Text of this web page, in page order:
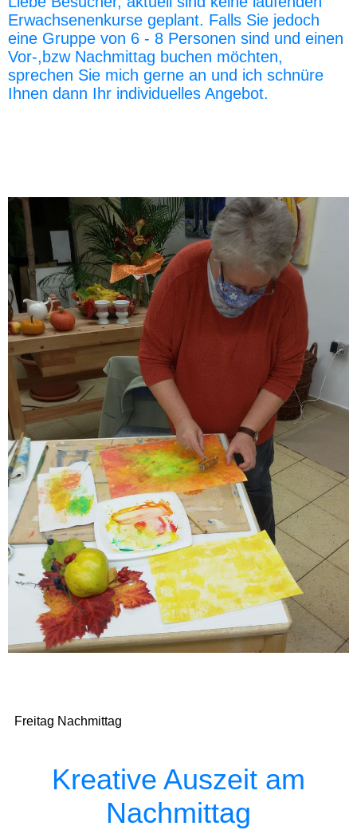
Erwachsenenkurse geplant. Falls Sie jedoch
eine Gruppe von 6 - 8 Personen sind und einen
Vor-,bzw Nachmittag buchen möchten,
sprechen Sie mich gerne an und ich schnüre
Ihnen dann Ihr individuelles Angebot.
Freitag Nachmittag
Kreative Auszeit am
Nachmittag